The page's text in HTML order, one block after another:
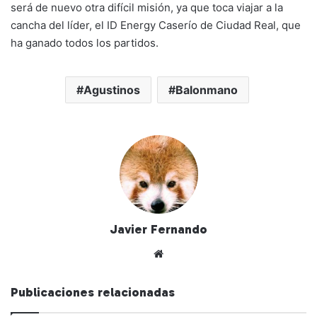
será de nuevo otra difícil misión, ya que toca viajar a la
cancha del líder, el ID Energy Caserío de Ciudad Real, que
ha ganado todos los partidos.
Agustinos Balonmano
Javier Fernando
we
Publicaciones relacionadas